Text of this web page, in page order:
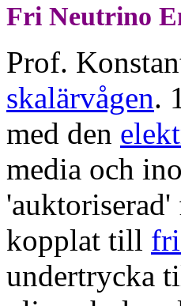
Fri Neutrino
Prof.
skalärvågen.
med den
media och
kopplat till
undertrycka